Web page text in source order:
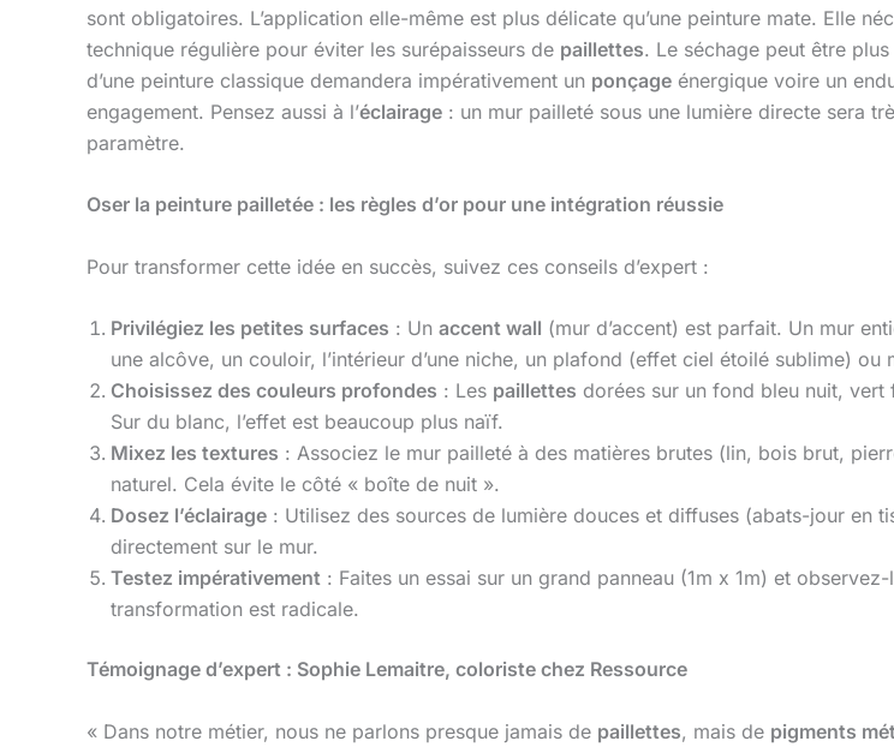
sont obligatoires. L’application elle-même est plus délicate qu’une peinture mate. Elle
technique régulière pour éviter les surépaisseurs de paillettes. Le séchage peut être
d’une peinture classique demandera impérativement un ponçage énergique voire un
engagement. Pensez aussi à l’éclairage : un mur pailleté sous une lumière directe sera
paramètre.
Oser la peinture pailletée : les règles d’or pour une intégration réussie
Pour transformer cette idée en succès, suivez ces conseils d’expert :
Privilégiez les petites surfaces : Un accent wall (mur d’accent) est parfait. Un mur
une alcôve, un couloir, l’intérieur d’une niche, un plafond (effet ciel étoilé sublime) ou
Choisissez des couleurs profondes : Les paillettes dorées sur un fond bleu nuit,
Sur du blanc, l’effet est beaucoup plus naïf.
Mixez les textures : Associez le mur pailleté à des matières brutes (lin, bois brut,
naturel. Cela évite le côté « boîte de nuit ».
Dosez l’éclairage : Utilisez des sources de lumière douces et diffuses (abats-jour en
directement sur le mur.
Testez impérativement : Faites un essai sur un grand panneau (1m x 1m) et
transformation est radicale.
Témoignage d’expert : Sophie Lemaitre, coloriste chez Ressource
« Dans notre métier, nous ne parlons presque jamais de paillettes, mais de pigments